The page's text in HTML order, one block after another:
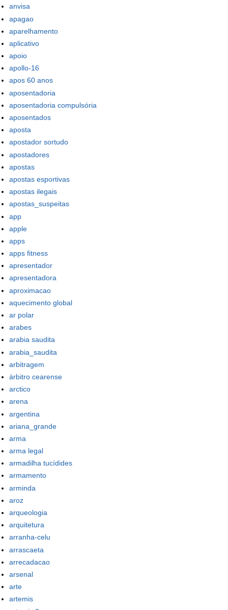
anvisa
apagao
aparelhamento
aplicativo
apoio
apollo-16
apos 60 anos
aposentadoria
aposentadoria compulsória
aposentados
aposta
apostador sortudo
apostadores
apostas
apostas esportivas
apostas ilegais
apostas_suspeitas
app
apple
apps
apps fitness
apresentador
apresentadora
aproximacao
aquecimento global
ar polar
arabes
arabia saudita
arabia_saudita
arbitragem
árbitro cearense
arctico
arena
argentina
ariana_grande
arma
arma legal
armadilha tucídides
armamento
arminda
aroz
arqueologia
arquitetura
arranha-celu
arrascaeta
arrecadacao
arsenal
arte
artemis